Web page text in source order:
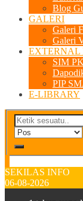
Blog
GALERI
Galeri
Galeri
EXTERNAL
SIM
PIP
E-LIBRARY
SEKILAS INFO
06-08-2026